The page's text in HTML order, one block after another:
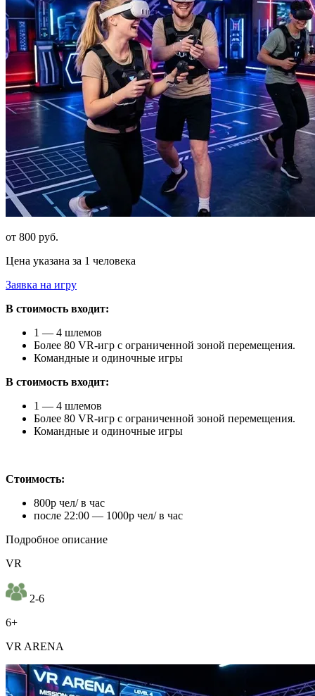
от 800 руб.
Цена указана за 1 человека
Заявка на игру
В стоимость входит:
1 — 4 шлемов
Более 80 VR-игр с ограниченной зоной перемещения.
Командные и одиночные игры
В стоимость входит:
1 — 4 шлемов
Более 80 VR-игр с ограниченной зоной перемещения.
Командные и одиночные игры
Стоимость:
800р чел/ в час
после 22:00 — 1000р чел/ в час
Подробное описание
VR
2-6
6+
VR ARENA